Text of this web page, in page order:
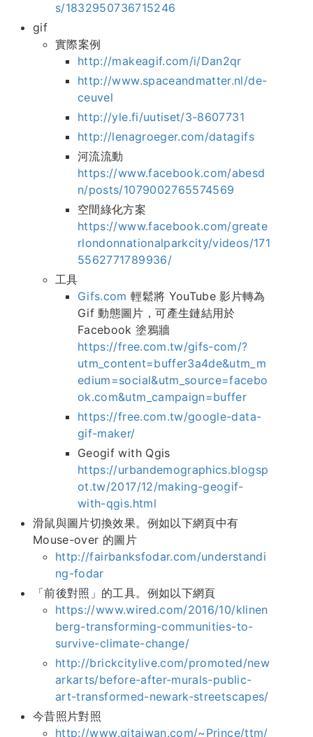
s/1832950736715246
gif
實際案例
http://makeagif.com/i/Dan2qr
http://www.spaceandmatter.nl/de-
ceuvel
http://yle.fi/uutiset/3-8607731
http://lenagroeger.com/datagifs
河流流動
https://www.facebook.com/abesd
n/posts/1079002765574569
空間綠化方案
https://www.facebook.com/greate
rlondonnationalparkcity/videos/171
5562771789936/
工具
Gifs.com 輕鬆將 YouTube 影片轉為
Gif 動態圖片，可產生鏈結用於
Facebook 塗鴉牆
https://free.com.tw/gifs-com/?
utm_content=buffer3a4de&utm_m
edium=social&utm_source=facebo
ok.com&utm_campaign=buffer
https://free.com.tw/google-data-
gif-maker/
Geogif with Qgis
https://urbandemographics.blogsp
ot.tw/2017/12/making-geogif-
with-qgis.html
滑鼠與圖片切換效果。例如以下網頁中有
Mouse-over 的圖片
http://fairbanksfodar.com/understandi
ng-fodar
「前後對照」的工具。例如以下網頁
https://www.wired.com/2016/10/klinen
berg-transforming-communities-to-
survive-climate-change/
http://brickcitylive.com/promoted/new
arkarts/before-after-murals-public-
art-transformed-newark-streetscapes/
今昔照片對照
http://www.gjtaiwan.com/~Prince/ttm/